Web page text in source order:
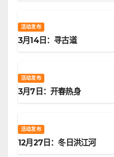
活动发布
3月14日：寻古道
活动发布
3月7日：开春热身
活动发布
12月27日：冬日洪江河